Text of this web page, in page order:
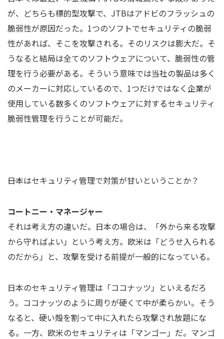
が、どちらも標的型攻撃で、JTBはアドビのフラッシュの
脆弱性が原因だった。1つのソフトでセキュリティの脆弱
性があれば、そこを攻撃される。そのリスクは膨大だ。そ
うなると結局は全てのソフトウェアについて、脆弱性の管
理を行う必要がある。そういう意味では当社の製品は多く
のメーカーに対応しているので、1つだけではなく企業が
使用している数多くのソフトウェアに対するセキュリティ
脆弱性管理を行うことが可能だ。
――日本はセキュリティ管理で対策が甘いということか？
コートニー・マネージャー
それは考え方の違いだ。日本の場合は、「外から来る攻撃
から守ればよい」という考え方。欧米は「どうせ入られる
のだから」と、攻撃を受ける前提が一般的になっている。
日本のセキュリティ管理は「ココナッツ」といえるだろ
う。ココナッツのように周りが硬くて中が柔らかい。そう
なると、硬い殻を割って中に入れたら攻撃され放題にな
る。一方、欧米のセキュリティは「マンゴー」だ。マンゴ